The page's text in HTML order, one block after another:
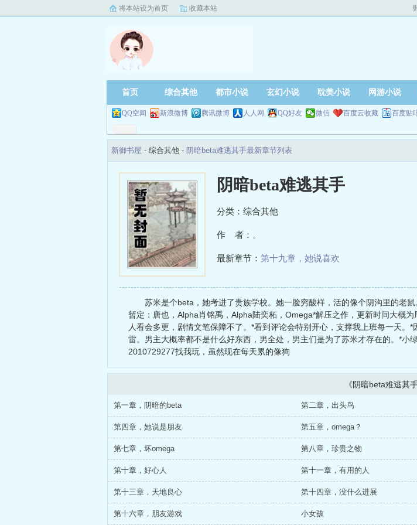
将本站设为首页 收藏本站
首页 综合其他 都市小说 玄幻小说 耽美小说 网游小说
QQ空间 新浪微博 腾讯微博 人人网 QQ好友 微信 百度云收藏 百度贴
新御书屋 - 综合其他 - 阴暗beta难逃其手最新章节列表
阴暗beta难逃其手
分类：综合其他
作 者： 。
最新章节： 第十九章，她说喜欢
苏米是个beta，她考进了贵族学校。她一脸穷酸样，活的像个阴沟里的老
暂定：唐也，Alpha肖铭禹，Alpha陆奕柘，Omega*解压之作，更新时间大概
人看会多更，剧情文笔保障不了。*看到评论会特别开心，支撑我上班每一天
雷。男主大概率都不是什么好东西，男全处，男主们是为了苏米才存在的。*
2010729277找我玩，虽然现在每天累的像狗
《阴暗beta难逃其
第一章，阴暗的beta 第二章，出头鸟
第四章，她说是朋友 第五章，omega？
第七章，坏omega 第八章，珍贵之物
第十章，好心人 第十一章，有用的人
第十三章，天地良心 第十四章，没什么进展
第十六章，朋友游戏 小女孩